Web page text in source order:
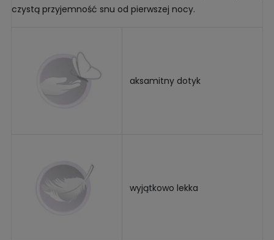
czystą przyjemność snu od pierwszej nocy.
aksamitny dotyk
wyjątkowo lekka